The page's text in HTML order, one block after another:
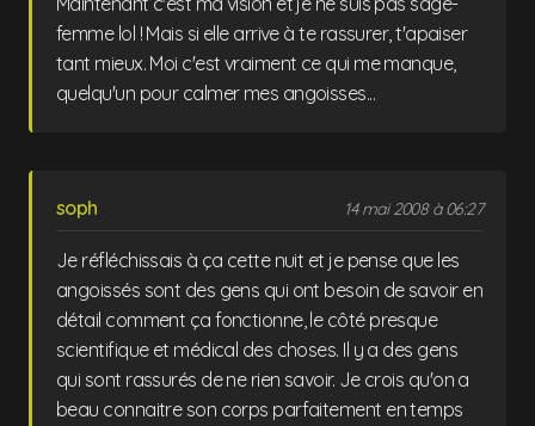
femme lol ! Mais si elle arrive à te rassurer, t'apaiser
tant mieux. Moi c'est vraiment ce qui me manque,
quelqu'un pour calmer mes angoisses...
soph 14 mai 2008 à 06:27
Je réfléchissais à ça cette nuit et je pense que les
angoissés sont des gens qui ont besoin de savoir en
détail comment ça fonctionne, le côté presque
scientifique et médical des choses. Il y a des gens
qui sont rassurés de ne rien savoir. Je crois qu'on a
beau connaitre son corps parfaitement en temps